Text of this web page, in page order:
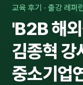
🛡️ 법정 의무교육 4종
🤖 AI · IT 교육
📈 마케팅 · 영업
🤝 B2B 세일즈
교육 후기 · 출강 레퍼
'B2B 해외
김종혁 강
중소기업